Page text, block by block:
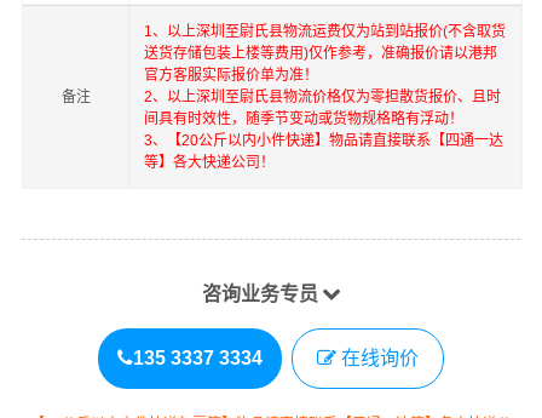
备注
1、以上深圳 至尉氏县物流运费仅为站到站报价(不含取货
送货存储包装上楼等费用)仅作参考，准确报价请以港邦
官方客服实际报价单为准！
2、以上深圳 至尉氏县物流价格仅为零担散货报价、且时
间具有时效性，随季节变动或货物规格略有浮动！
3、【20公斤以内小件快递】物品请直接联系【四通一达
等】各大快递公司！
咨询业务专员
135 3337 3334 在线询价